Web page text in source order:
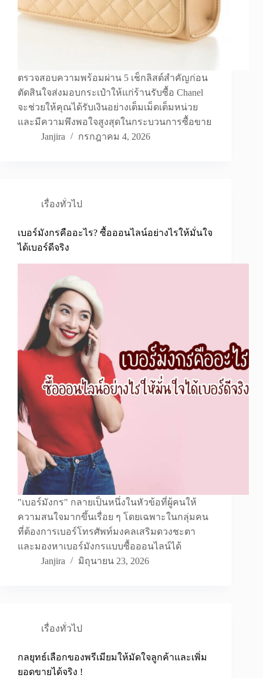
ตรวจสอบความพร้อมผ่าน 5 เช็กลิสต์สำคัญก่อน
ตัดสินใจส่งมอบกระเป๋าให้แก่ร้านรับซื้อ Chanel
จะช่วยให้คุณได้รับเงินอย่างเต็มเม็ดเต็มหน่วย
และมีความพึงพอใจสูงสุดในกระบวนการซื้อขาย
Janjira
กรกฎาคม 4, 2026
เรื่องทั่วไป
เบอร์มังกรคืออะไร? ซื้อออนไลน์อย่างไรให้มั่นใจ
ได้เบอร์ดีจริง
"เบอร์มังกร" กลายเป็นหนึ่งในหัวข้อที่ผู้คนให้
ความสนใจมากขึ้นเรื่อย ๆ โดยเฉพาะในกลุ่มคน
ที่ต้องการเบอร์โทรศัพท์มงคลเสริมดวงชะตา
และมองหาเบอร์มังกรแบบซื้อออนไลน์ได้
Janjira
มิถุนายน 23, 2026
เรื่องทั่วไป
กลยุทธ์เลือกของพรีเมียมให้มัดใจลูกค้าและเพิ่ม
ยอดขายได้จริง !